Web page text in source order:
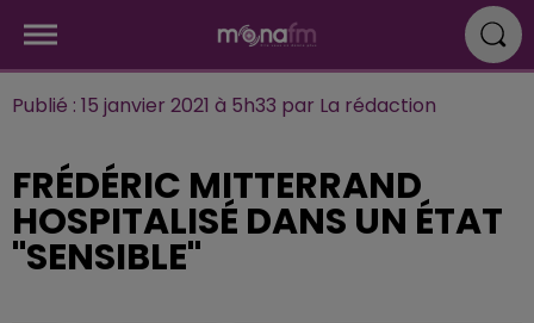
Publié : 15 janvier 2021 à 5h33 par La rédaction
FRÉDÉRIC MITTERRAND
HOSPITALISÉ DANS UN ÉTAT
"SENSIBLE"